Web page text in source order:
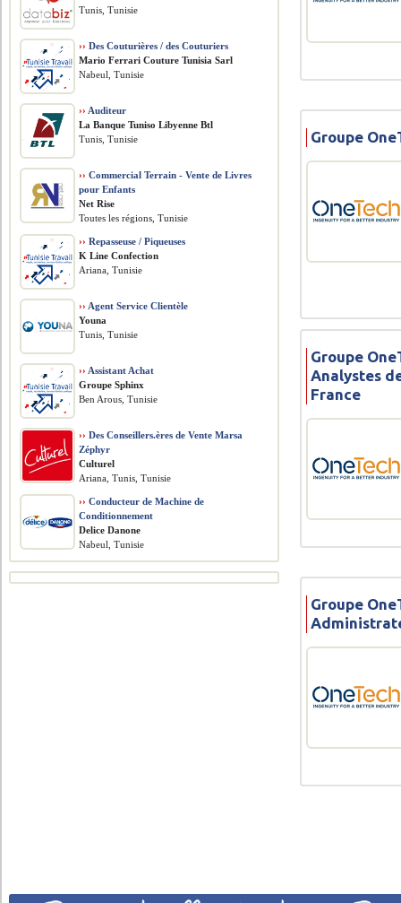
Groupe
Groupe
Analystes
France
Groupe
Tunis, Tunisie
›› Des Couturières / des Couturiers
Mario Ferrari Couture Tunisia Sarl
Nabeul, Tunisie
›› Auditeur
La Banque Tuniso Libyenne Btl
Tunis, Tunisie
›› Commercial Terrain - Vente de Livres
pour Enfants
Net Rise
Toutes les régions, Tunisie
›› Repasseuse / Piqueuses
K Line Confection
Ariana, Tunisie
›› Agent Service Clientèle
Youna
Tunis, Tunisie
›› Assistant Achat
Groupe Sphinx
Ben Arous, Tunisie
›› Des Conseillers.ères de Vente Marsa
Zéphyr
Culturel
Ariana, Tunis, Tunisie
›› Conducteur de Machine de
Conditionnement
Delice Danone
Nabeul, Tunisie